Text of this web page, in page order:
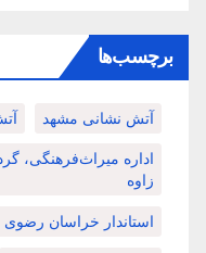
برچسب‌ها
آتش نشانی مشهد
اداره میراث‌فرهنگی،
زاوه
استاندار خراسان رضوی